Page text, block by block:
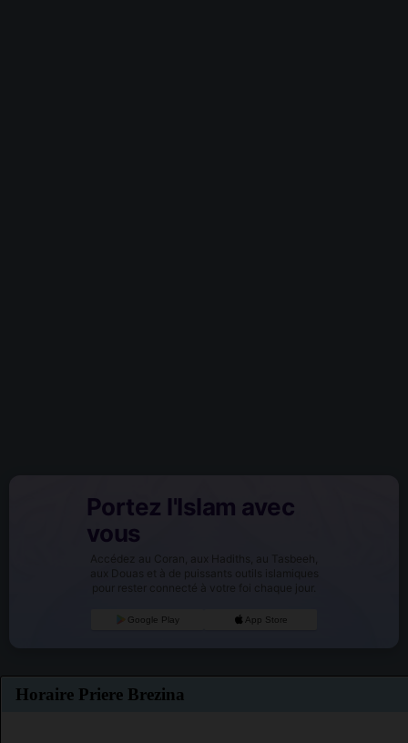
Portez l'Islam avec
vous
Accédez au Coran, aux Hadiths, au Tasbeeh,
aux Douas et à de puissants outils islamiques
pour rester connecté à votre foi chaque jour.
Google Play App Store
Horaire Priere Brezina